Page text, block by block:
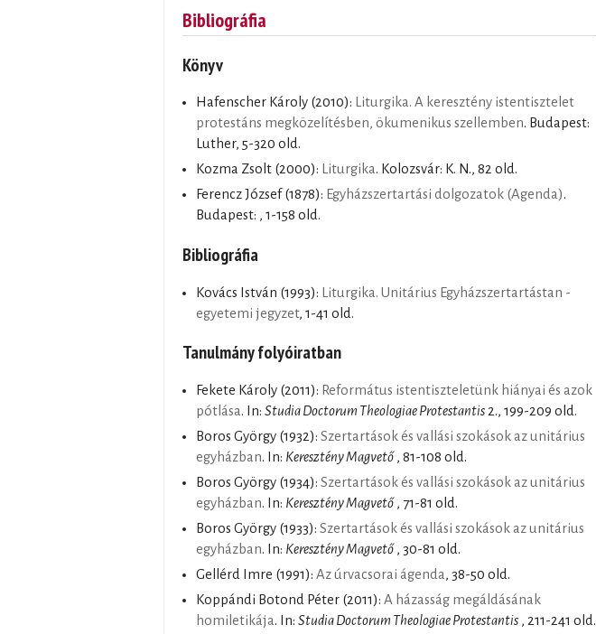
Bibliográfia
Könyv
Hafenscher Károly (2010): Liturgika. A keresztény istentisztelet
protestáns megközelítésben, ökumenikus szellemben. Budapest:
Luther, 5-320 old.
Kozma Zsolt (2000): Liturgika. Kolozsvár: K. N., 82 old.
Ferencz József (1878): Egyházszertartási dolgozatok (Agenda).
Budapest: , 1-158 old.
Bibliográfia
Kovács István (1993): Liturgika. Unitárius Egyházszertartástan -
egyetemi jegyzet, 1-41 old.
Tanulmány folyóiratban
Fekete Károly (2011): Református istentiszteletünk hiányai és azok
pótlása. In: Studia Doctorum Theologiae Protestantis 2., 199-209 old.
Boros György (1932): Szertartások és vallási szokások az unitárius
egyházban. In: Keresztény Magvető, 81-108 old.
Boros György (1934): Szertartások és vallási szokások az unitárius
egyházban. In: Keresztény Magvető, 71-81 old.
Boros György (1933): Szertartások és vallási szokások az unitárius
egyházban. In: Keresztény Magvető, 30-81 old.
Gellérd Imre (1991): Az úrvacsorai ágenda, 38-50 old.
Koppándi Botond Péter (2011): A házasság megáldásának
homiletikája. In: Studia Doctorum Theologiae Protestantis , 211-241 old.